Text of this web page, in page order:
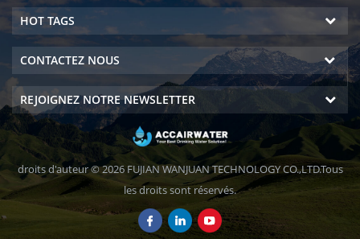
HOT TAGS
CONTACTEZ NOUS
REJOIGNEZ NOTRE NEWSLETTER
droits d'auteur © 2026 FUJIAN WANJUAN TECHNOLOGY CO.,LTD.Tous
les droits sont réservés.